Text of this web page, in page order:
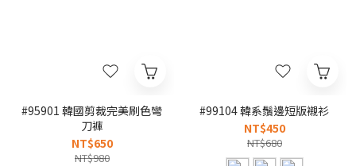
#95901 韓國剪裁完美刷色彎
刀褲
NT$650
NT$980
#99104 韓系鬚邊短版襯衫
NT$450
NT$680